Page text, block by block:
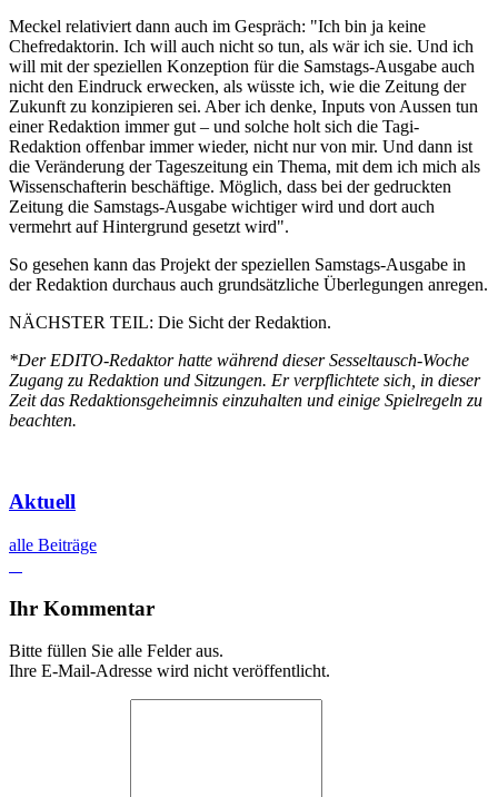
Meckel relativiert dann auch im Gespräch: "Ich bin ja keine
Chefredaktorin. Ich will auch nicht so tun, als wär ich sie. Und ich
will mit der speziellen Konzeption für die Samstags-Ausgabe auch
nicht den Eindruck erwecken, als wüsste ich, wie die Zeitung der
Zukunft zu konzipieren sei. Aber ich denke, Inputs von Aussen tun
einer Redaktion immer gut – und solche holt sich die Tagi-
Redaktion offenbar immer wieder, nicht nur von mir. Und dann ist
die Veränderung der Tageszeitung ein Thema, mit dem ich mich als
Wissenschafterin beschäftige. Möglich, dass bei der gedruckten
Zeitung die Samstags-Ausgabe wichtiger wird und dort auch
vermehrt auf Hintergrund gesetzt wird".
So gesehen kann das Projekt der speziellen Samstags-Ausgabe in
der Redaktion durchaus auch grundsätzliche Überlegungen anregen.
NÄCHSTER TEIL: Die Sicht der Redaktion.
*Der EDITO-Redaktor hatte während dieser Sesseltausch-Woche
Zugang zu Redaktion und Sitzungen. Er verpflichtete sich, in dieser
Zeit das Redaktionsgeheimnis einzuhalten und einige Spielregeln zu
beachten.
Aktuell
alle Beiträge
Ihr Kommentar
Bitte füllen Sie alle Felder aus.
Ihre E-Mail-Adresse wird nicht veröffentlicht.